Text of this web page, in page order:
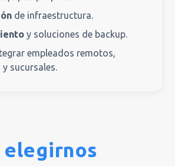
de infraestructura.
y soluciones de backup.
empleados remotos,
sucursales.
elegirnos